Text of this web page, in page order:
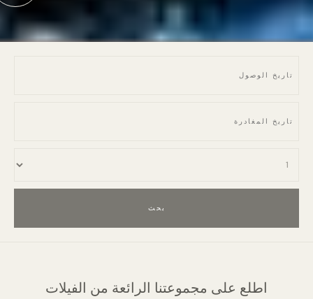
اطلع على مجموعتنا الرائعة من الفيلات